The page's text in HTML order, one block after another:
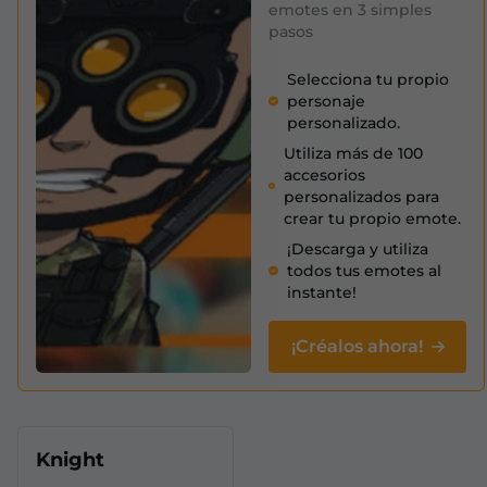
emotes en 3 simples
pasos
Selecciona tu propio
personaje
personalizado.
Utiliza más de 100
accesorios
personalizados para
crear tu propio emote.
¡Descarga y utiliza
todos tus emotes al
instante!
¡Créalos ahora!
Knight